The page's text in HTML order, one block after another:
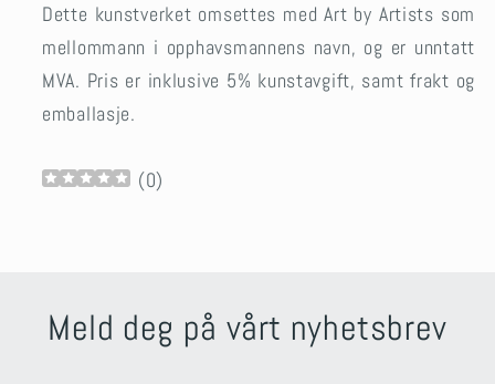
Dette kunstverket omsettes med Art by Artists som
mellommann i opphavsmannens navn, og er unntatt
MVA. Pris er inklusive 5% kunstavgift, samt frakt og
emballasje.
(0)
Meld deg på vårt nyhetsbrev